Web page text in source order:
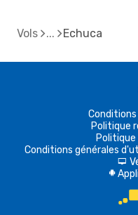
Vols Echuca
Politique
Conditions générales
d
A